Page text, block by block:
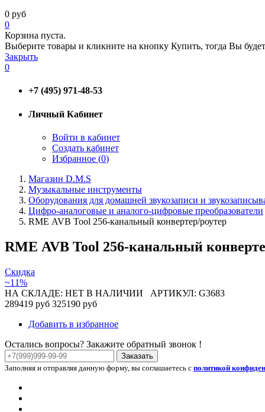
0 руб
0
Корзина пуста.
Выберите товары и кликните на кнопку Купить, тогда Вы
Закрыть
0
+7 (495) 971-48-53
Личный Кабинет
Войти в кабинет
Создать кабинет
Избранное (0)
Магазин D.M.S
Музыкальные инструменты
Оборудования для домашней звукозаписи и
Цифро-аналоговые и аналого-цифровые преобразователи
RME AVB Tool 256-канальный конвертер/роутер
RME AVB Tool 256-канальный
Скидка
~11%
НА СКЛАДЕ: НЕТ В НАЛИЧИИ
АРТИКУЛ: G3683
289419 руб 325190 руб
Добавить в избранное
Остались вопросы? Закажите обратный звонок !
Заказать
Заполняя и отправляя данную форму, вы соглашаетесь с политикой